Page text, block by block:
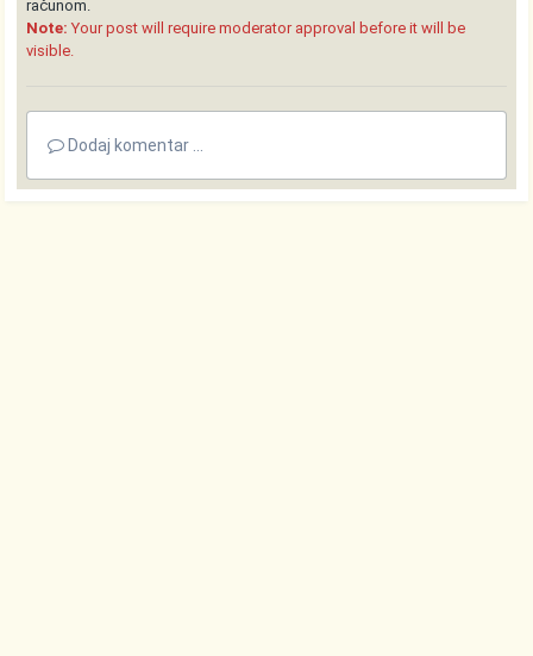
računom.
Note: Your post will require moderator approval before it will be
visible.
Dodaj komentar ...